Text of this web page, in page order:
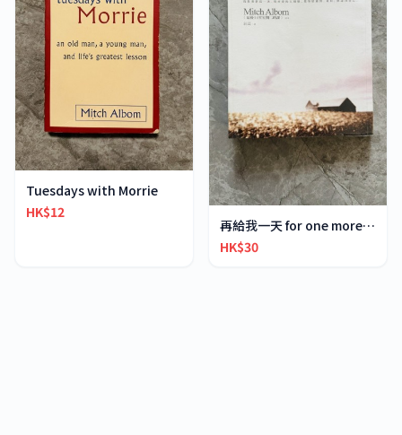
Tuesdays with Morrie
HK$12
再給我一天 for one more day
HK$30